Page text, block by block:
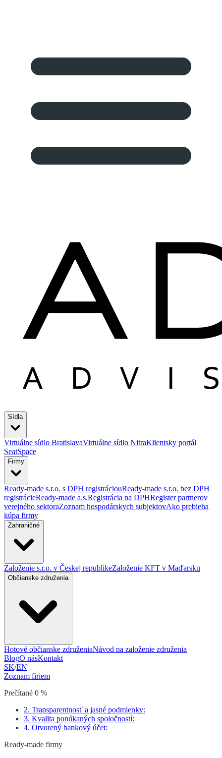
Sídla
Virtuálne sídlo BratislavaVirtuálne sídlo NitraKlientsky portál
SeatSpace
Firmy
Ready-made s.r.o. s DPH registráciouReady-made s.r.o. bez DPH
registrácieReady-made a.s.Registrácia na DPHRegister partnerov
verejného sektoraZoznam hospodárskych subjektovAko prebieha
kúpa firmy
Zahraničné
Založenie s.r.o. v Českej republikeZaloženie KFT v Maďarsku
Občianske združenia
Hotové občianske združeniaNávod na založenie združenia
BlogO násKontakt
SK/EN
Zoznam firiem
Prečítané 0 %
2. Transparentnosť a jasné podmienky:
3. Kvalita ponúkaných spoločností:
4. Otvorený bankový účet:
Ready-made firmy